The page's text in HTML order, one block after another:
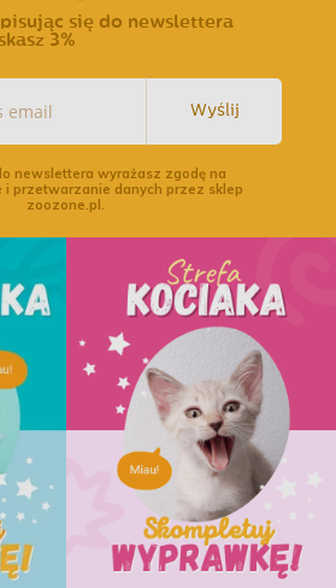
się do newslettera
3%
Wyślij
newslettera wyrażasz zgodę na
i przetwarzanie danych przez sklep
zoozone.pl.